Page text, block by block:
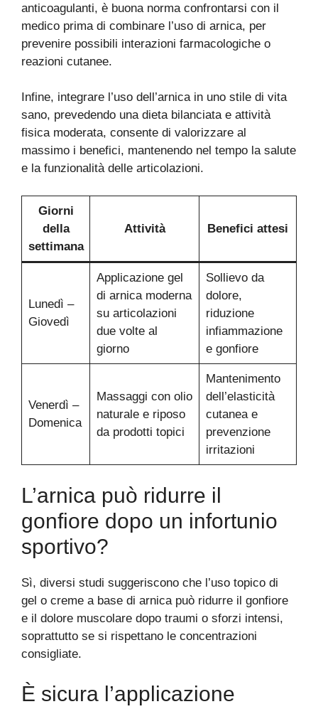
anticoagulanti, è buona norma confrontarsi con il
medico prima di combinare l’uso di arnica, per
prevenire possibili interazioni farmacologiche o
reazioni cutanee.
Infine, integrare l’uso dell’arnica in uno stile di vita
sano, prevedendo una dieta bilanciata e attività
fisica moderata, consente di valorizzare al
massimo i benefici, mantenendo nel tempo la salute
e la funzionalità delle articolazioni.
Giorni
della
settimana
Attività Benefici attesi
Lunedì –
Giovedì
Applicazione gel
di arnica moderna
su articolazioni
due volte al
giorno
Sollievo da
dolore,
riduzione
infiammazione
e gonfiore
Venerdì –
Domenica
Massaggi con olio
naturale e riposo
da prodotti topici
Mantenimento
dell’elasticità
cutanea e
prevenzione
irritazioni
L’arnica può ridurre il
gonfiore dopo un infortunio
sportivo?
Sì, diversi studi suggeriscono che l’uso topico di
gel o creme a base di arnica può ridurre il gonfiore
e il dolore muscolare dopo traumi o sforzi intensi,
soprattutto se si rispettano le concentrazioni
consigliate.
È sicura l’applicazione